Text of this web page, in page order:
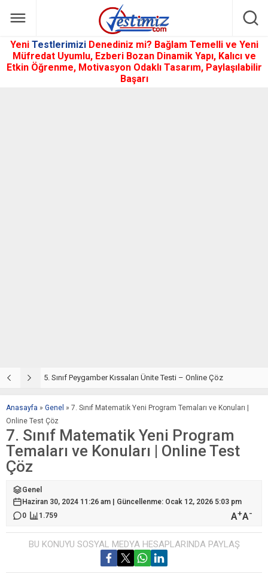
Yeni Testlerimizi Denediniz mi? Bağlam Temelli ve Yeni
Müfredat Uyumlu, Ezberi Bozan Dinamik Yapı, Kalıcı ve
Etkin Öğrenme, Motivasyon Odaklı Tasarım, Paylaşılabilir
Başarı
5. Sınıf Peygamber Kıssaları Ünite Testi – Online Çöz
Anasayfa » Genel » 7. Sınıf Matematik Yeni Program Temaları ve Konuları |
Online Test Çöz
7. Sınıf Matematik Yeni Program
Temaları ve Konuları | Online Test
Çöz
Genel
Haziran 30, 2024 11:26 am | Güncellenme: Ocak 12, 2026 5:03 pm
0
1.759 A+A-
BU KONUYU SOSYAL MEDYA HESAPLARINDA PAYLAŞ